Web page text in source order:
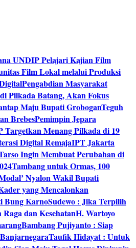
UNDIP Pelajari Kajian Film
Film Lokal melalui Produksi
Pengabdian Masyarakat
Pilkada Batang, Akan Fokus
Maju Bupati GroboganTeguh
BrebesPemimpin Jepara
Menang Pilkada di 19
Digital RemajaIPT Jakarta
Ingin Membuat Perubahan di
Tambang untuk Ormas, 100
Nyalon Wakil Bupati
yang Mencalonkan
Bung KarnoSudewo : Jika Terpilih
dan KesehatanH. Wartoyo
Bambang Pujiyanto : Siap
Taufik Hidayat : Untuk